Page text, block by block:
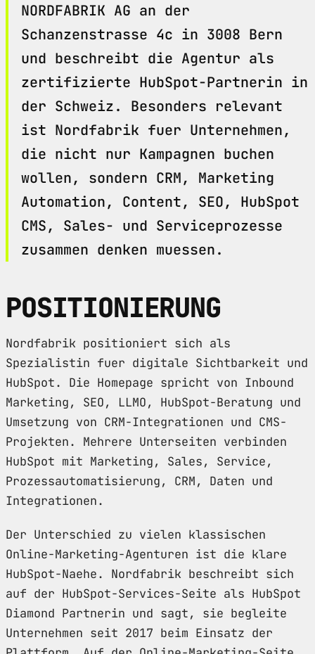
NORDFABRIK AG an der
Schanzenstrasse 4c in 3008 Bern
und beschreibt die Agentur als
zertifizierte HubSpot-Partnerin in
der Schweiz. Besonders relevant
ist Nordfabrik fuer Unternehmen,
die nicht nur Kampagnen buchen
wollen, sondern CRM, Marketing
Automation, Content, SEO, HubSpot
CMS, Sales- und Serviceprozesse
zusammen denken muessen.
POSITIONIERUNG
Nordfabrik positioniert sich als
Spezialistin fuer digitale Sichtbarkeit und
HubSpot. Die Homepage spricht von Inbound
Marketing, SEO, LLMO, HubSpot-Beratung und
Umsetzung von CRM-Integrationen und CMS-
Projekten. Mehrere Unterseiten verbinden
HubSpot mit Marketing, Sales, Service,
Prozessautomatisierung, CRM, Daten und
Integrationen.
Der Unterschied zu vielen klassischen
Online-Marketing-Agenturen ist die klare
HubSpot-Naehe. Nordfabrik beschreibt sich
auf der HubSpot-Services-Seite als HubSpot
Diamond Partnerin und sagt, sie begleite
Unternehmen seit 2017 beim Einsatz der